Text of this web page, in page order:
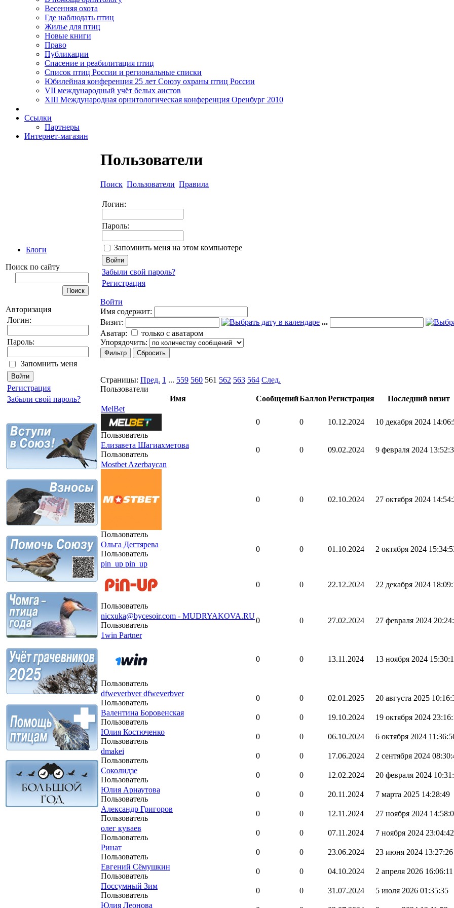
Весенняя охота
Где наблюдать птиц
Жилье для птиц
Новые книги
Право
Публикации
Спасение и реабилитация птиц
Список птиц России и региональные списки
Юбилейная конференция 25 лет Союзу охраны птиц России
VII международный учёт белых аистов
XIII Международная орнитологическая конференция Оренбург 2010
Ссылки
Партнеры
Интернет-магазин
Блоги
Поиск по сайту
Авторизация
Логин:
Пароль:
Запомнить меня
Регистрация
Забыли свой пароль?
Пользователи
Поиск Пользователи Правила
Логин:
Пароль:
Запомнить меня на этом компьютере
Забыли свой пароль?
Регистрация
Войти
Имя содержит:
Визит:
...
Аватар:
только с аватаром
Упорядочить:
Страницы: Пред. 1 ... 559 560 561 562 563 564 След.
Пользователи
Имя
СообщенийБалловРегистрация
Последний визит
MelBet
Пользователь
0 0 10.12.2024 10 декабря 2024
Елизавета Шагиахметова
Пользователь
0 0 09.02.2024
9 февраля 2024
Mostbet Azerbaycan
Пользователь
0 0 02.10.2024 27 октября 2024
Ольга Дегтярева
Пользователь
0 0 01.10.2024
2 октября 2024
pin_up pin_up
Пользователь
0 0 22.12.2024 22 декабря 2024
nicxuka@bycesoir.com - MUDRYAKOVA.RU
Пользователь
0 0 27.02.2024
27 февраля 2024
1win Рartner
Пользователь
0 0 13.11.2024 13 ноября 2024
dfweverbver dfweverbver
Пользователь
0 0 02.01.2025
20 августа 2025
Валентина Боровенская
Пользователь
0 0 19.10.2024
19 октября 2024
Юлия Костюченко
Пользователь
0 0 06.10.2024
6 октября 2024
dmakei
Пользователь
0 0 17.06.2024
2 сентября 2024
Соколидзе
Пользователь
0 0 12.02.2024
20 февраля 2024
Юлия Арнаутова
Пользователь
0 0 20.11.2024
7 марта 2025 14:28:49
Александр Григоров
Пользователь
0 0 12.11.2024
27 ноября 2024
олег куваев
Пользователь
0 0 07.11.2024
7 ноября 2024 23:04:42
Ринат
Пользователь
0 0 23.06.2024
23 июня 2024 13:27:26
Евгений Сёмушкин
Пользователь
0 0 04.10.2024
2 апреля 2026 16:06:11
Поссумный Зим
Пользователь
0 0 31.07.2024
5 июля 2026 01:35:35
Юлия Леонова